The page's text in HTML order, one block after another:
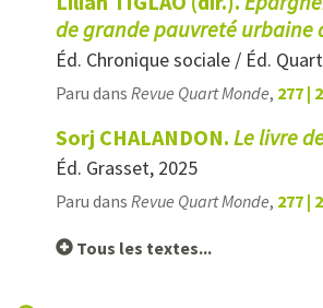
de grande pauvreté urbaine
Éd. Chronique sociale / Éd.
Paru dans Revue Quart Monde, 277 |
Sorj CHALANDON. Le livre
Éd. Grasset, 2025
Paru dans Revue Quart Monde, 277 |
Tous les textes...